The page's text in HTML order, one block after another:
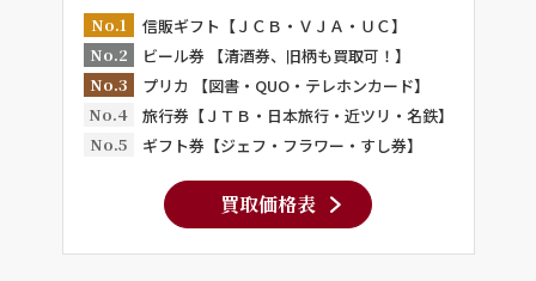
No.1
信販ギフト【ＪＣＢ・ＶＪＡ・ＵＣ】
No.2
ビール券 【清酒券、旧柄も買取可！】
No.3
プリカ 【図書・QUO・テレホンカード】
No.4
旅行券【ＪＴＢ・日本旅行・近ツリ・名鉄】
No.5
ギフト券【ジェフ・フラワー・すし券】
買取価格表